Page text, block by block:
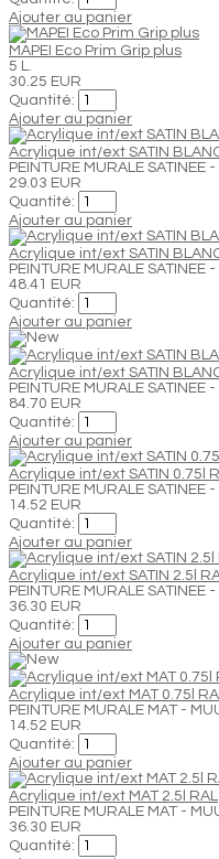
Ajouter au panier
MAPEI Eco Prim Grip plus
5 L.
30.25 EUR
Quantité:
Ajouter au panier
Acrylique int/ext SATIN
PEINTURE MURALE SATINEE
29.03 EUR
Quantité:
Ajouter au panier
Acrylique int/ext SATIN
PEINTURE MURALE SATINEE
48.41 EUR
Quantité:
Ajouter au panier
Acrylique int/ext SATIN
PEINTURE MURALE SATINEE
84.70 EUR
Quantité:
Ajouter au panier
Acrylique int/ext SATIN 0.75l
PEINTURE MURALE SATINEE
14.52 EUR
Quantité:
Ajouter au panier
Acrylique int/ext SATIN 2.5l
PEINTURE MURALE SATINEE
36.30 EUR
Quantité:
Ajouter au panier
Acrylique int/ext MAT 0.75l
PEINTURE MURALE MAT -
14.52 EUR
Quantité:
Ajouter au panier
Acrylique int/ext MAT 2.5l RAL
PEINTURE MURALE MAT -
36.30 EUR
Quantité: